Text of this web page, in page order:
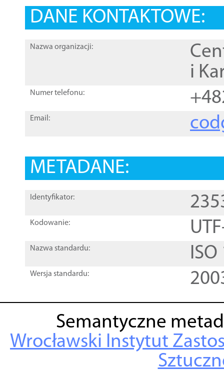
DANE KONTAKTOWE:
Nazwa organizacji:
i
Numer telefonu:
Email:
METADANE:
Identyfikator:
Kodowanie:
Nazwa standardu:
Wersja standardu:
Semantyczne
Wrocławski Instytut